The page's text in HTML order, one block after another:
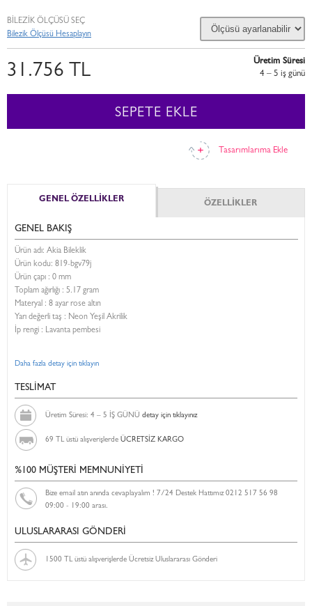
Tasarımlarıma Ekle
BİLEZİK ÖLÇÜSÜ SEÇ
Bilezik Ölçüsü Hesaplayın
31.756 TL
Üretim Süresi
4 – 5 i̇ş günü
SEPETE EKLE
GENEL ÖZELLİKLER ÖZELLİKLER
GENEL BAKIŞ
Ürün adı: Akia Bileklik
Ürün kodu: 819-bgv79j
Ürün çapı : 0 mm
Toplam ağırlığı : 5.17 gram
Materyal : 8 ayar rose altın
Yarı değerli taş : Neon Yeşil Akrilik
İp rengi : Lavanta pembesi
Daha fazla detay için tıklayın
TESLİMAT
Üretim Süresi: 4 – 5 İŞ GÜNÜ detay için tıklayınız
69 TL üstü alışverişlerde ÜCRETSİZ KARGO
%100 MÜŞTERİ MEMNUNİYETİ
Bize email atın anında cevaplayalım ! 7/24 Destek Hattımız 0212 517 56 98
09:00 - 19:00 arası.
ULUSLARARASI GÖNDERİ
1500 TL üstü alışverişlerde Ücretsiz Uluslararası Gönderi